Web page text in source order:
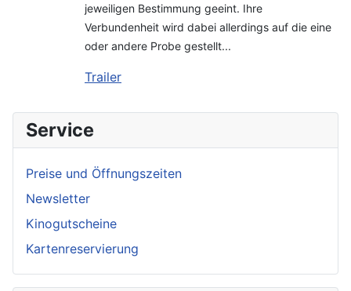
jeweiligen Bestimmung geeint. Ihre
Verbundenheit wird dabei allerdings auf die eine
oder andere Probe gestellt...
Trailer
Service
Preise und Öffnungszeiten
Newsletter
Kinogutscheine
Kartenreservierung